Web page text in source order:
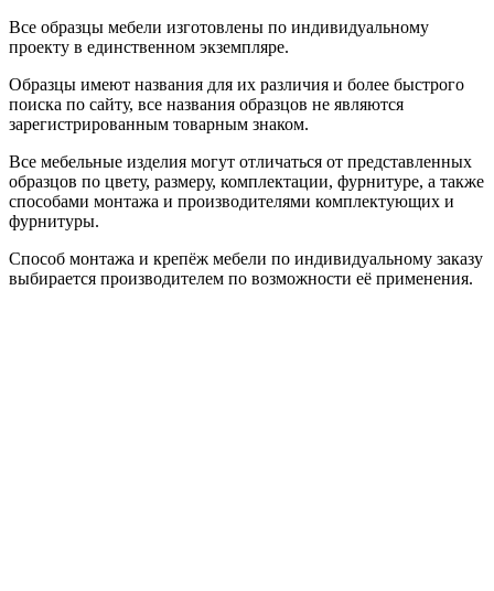
Все образцы мебели изготовлены по индивидуальному
проекту в единственном экземпляре.
Образцы имеют названия для их различия и более быстрого
поиска по сайту, все названия образцов не являются
зарегистрированным товарным знаком.
Все мебельные изделия могут отличаться от представленных
образцов по цвету, размеру, комплектации, фурнитуре, а также
способами монтажа и производителями комплектующих и
фурнитуры.
Способ монтажа и крепёж мебели по индивидуальному заказу
выбирается производителем по возможности её применения.